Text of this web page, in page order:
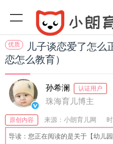
优质
儿子谈恋爱了怎么
恋怎么教育）
孙希澜 认证用户
珠海育儿博主
原创内容 来源：小朗育儿网
收藏：55 分享：48 爆
导读：您正在阅读的是关于【幼儿